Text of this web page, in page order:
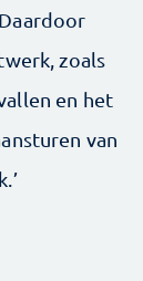
zoals
en het
van